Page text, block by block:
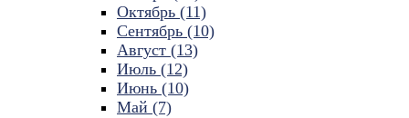
Октябрь (11)
Сентябрь (10)
Август (13)
Июль (12)
Июнь (10)
Май (7)